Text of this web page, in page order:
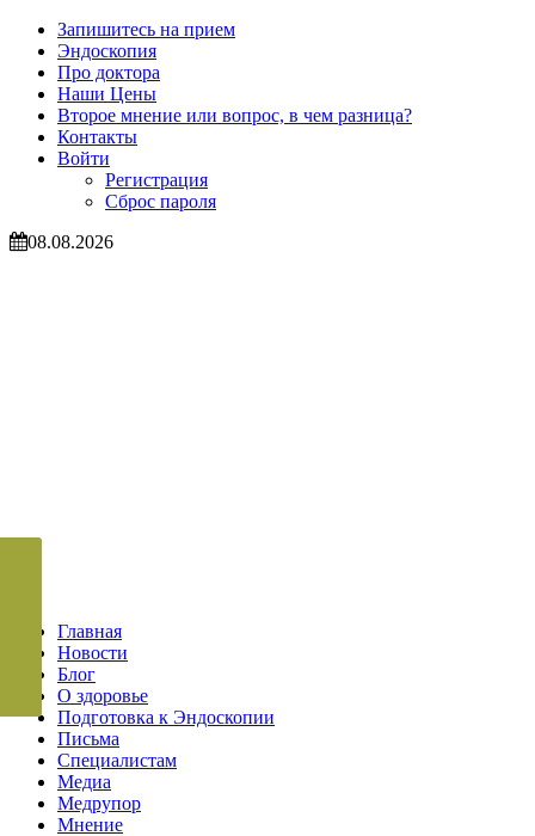
Запишитесь на прием
Эндоскопия
Про доктора
Наши Цены
Второе мнение или вопрос, в чем разница?
Контакты
Войти
Регистрация
Сброс пароля
08.08.2026
Главная
Новости
Блог
О здоровье
Подготовка к Эндоскопии
Письма
Специалистам
Медиа
Медрупор
Мнение